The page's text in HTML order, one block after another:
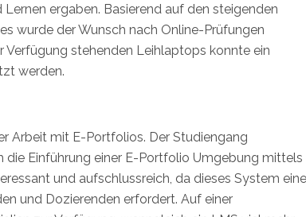
ergaben. Basierend auf den steigenden
wurde der Wunsch nach Online-Prüfungen
stehenden Leihlaptops konnte ein
werden.
Arbeit mit E-Portfolios. Der Studiengang
Einführung einer E-Portfolio Umgebung mittels
und aufschlussreich, da dieses System eine
und Dozierenden erfordert. Auf einer